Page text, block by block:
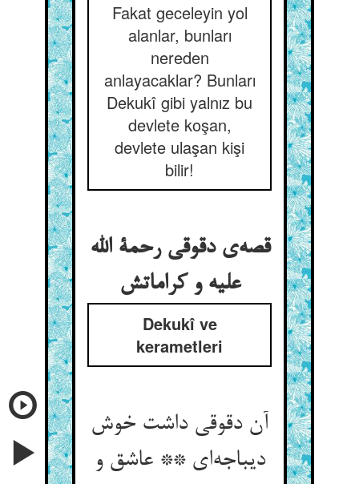
Fakat geceleyin yol
alanlar, bunları
nereden
anlayacaklar? Bunları
Dekukî gibi yalnız bu
devlete koşan,
devlete ulaşan kişi
bilir!
قصه‌ی دقوقی رحمة الله
علیه و کراماتش
Dekukî ve
kerametleri
آن دقوقی داشت خوش
دیباجه‌ای ** عاشق و